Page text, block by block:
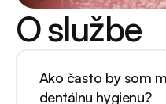
O službe
Ako často by som
dentálnu hygienu?